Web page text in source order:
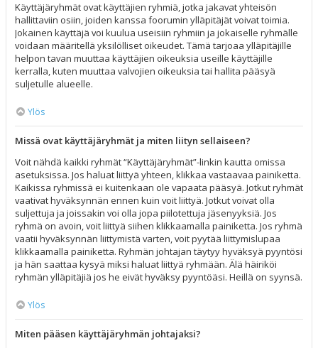
Käyttäjäryhmät ovat käyttäjien ryhmiä, jotka jakavat yhteisön
hallittaviin osiin, joiden kanssa foorumin ylläpitäjät voivat toimia.
Jokainen käyttäjä voi kuulua useisiin ryhmiin ja jokaiselle ryhmälle
voidaan määritellä yksilölliset oikeudet. Tämä tarjoaa ylläpitäjille
helpon tavan muuttaa käyttäjien oikeuksia useille käyttäjille
kerralla, kuten muuttaa valvojien oikeuksia tai hallita pääsyä
suljetulle alueelle.
Ylös
Missä ovat käyttäjäryhmät ja miten liityn sellaiseen?
Voit nähdä kaikki ryhmät “Käyttäjäryhmät”-linkin kautta omissa
asetuksissa. Jos haluat liittyä yhteen, klikkaa vastaavaa painiketta.
Kaikissa ryhmissä ei kuitenkaan ole vapaata pääsyä. Jotkut ryhmät
vaativat hyväksynnän ennen kuin voit liittyä. Jotkut voivat olla
suljettuja ja joissakin voi olla jopa piilotettuja jäsenyyksiä. Jos
ryhmä on avoin, voit liittyä siihen klikkaamalla painiketta. Jos ryhmä
vaatii hyväksynnän liittymistä varten, voit pyytää liittymislupaa
klikkaamalla painiketta. Ryhmän johtajan täytyy hyväksyä pyyntösi
ja hän saattaa kysyä miksi haluat liittyä ryhmään. Älä häiriköi
ryhmän ylläpitäjiä jos he eivät hyväksy pyyntöäsi. Heillä on syynsä.
Ylös
Miten pääsen käyttäjäryhmän johtajaksi?